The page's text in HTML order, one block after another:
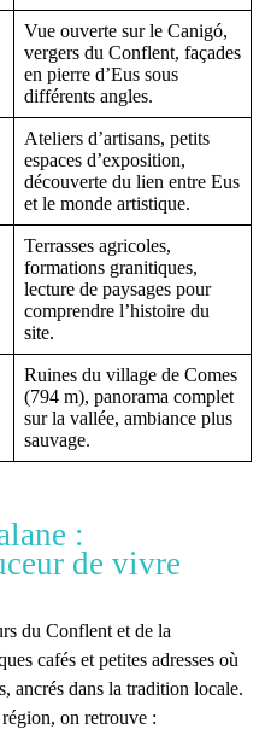
Vue ouverte sur le Canigó,
vergers du Conflent, façades
en pierre d’Eus sous
différents angles.
Ateliers d’artisans, petits
espaces d’exposition,
découverte du lien entre Eus
et le monde artistique.
Terrasses agricoles,
formations granitiques,
lecture de paysages pour
comprendre l’histoire du
site.
Ruines du village de Comes
(794 m), panorama complet
sur la vallée, ambiance plus
sauvage.
:
de vivre
du Conflent et de la
cafés et petites adresses où
ancrés dans la tradition locale.
on retrouve :